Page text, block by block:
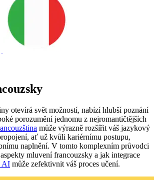
otevírá svět možností, nabízí hlubší poznání
porozumění jednomu z nejromantičtějších
může výrazně rozšířit váš jazykový
ať už kvůli kariérnímu postupu,
naplnění. V tomto komplexním průvodci
mluvení francouzsky a jak integrace
AI může zefektivnit váš proces učení.